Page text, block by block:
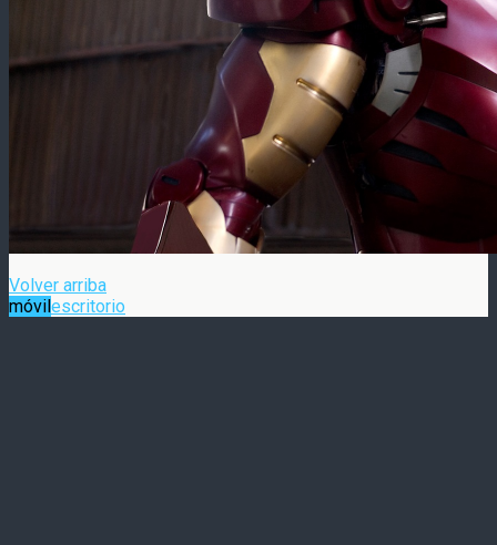
Volver arriba
móvilescritorio